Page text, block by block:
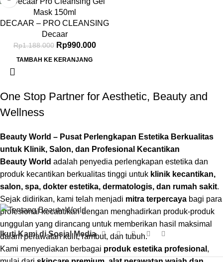
DECAAR – PRO CLEANSING
GEL MASK 150ML
Decaar
Rp1.188.000 Rp990.000
TAMBAH KE KERANJANG
One Stop Partner for Aesthetic, Beauty and
Wellness
Beauty World – Pusat Perlengkapan Estetika Berkualitas
untuk Klinik, Salon, dan Profesional Kecantikan
Beauty World adalah penyedia perlengkapan estetika dan
produk kecantikan berkualitas tinggi untuk klinik kecantikan,
salon, spa, dokter estetika, dermatologis, dan rumah sakit.
Sejak didirikan, kami telah menjadi mitra terpercaya bagi para
profesional kecantikan dengan menghadirkan produk-produk
unggulan yang dirancang untuk memberikan hasil maksimal
dalam perawatan kulit, rambut, dan tubuh.
Kami menyediakan berbagai produk estetika profesional ,
Ikuti Kami di Sosial Media